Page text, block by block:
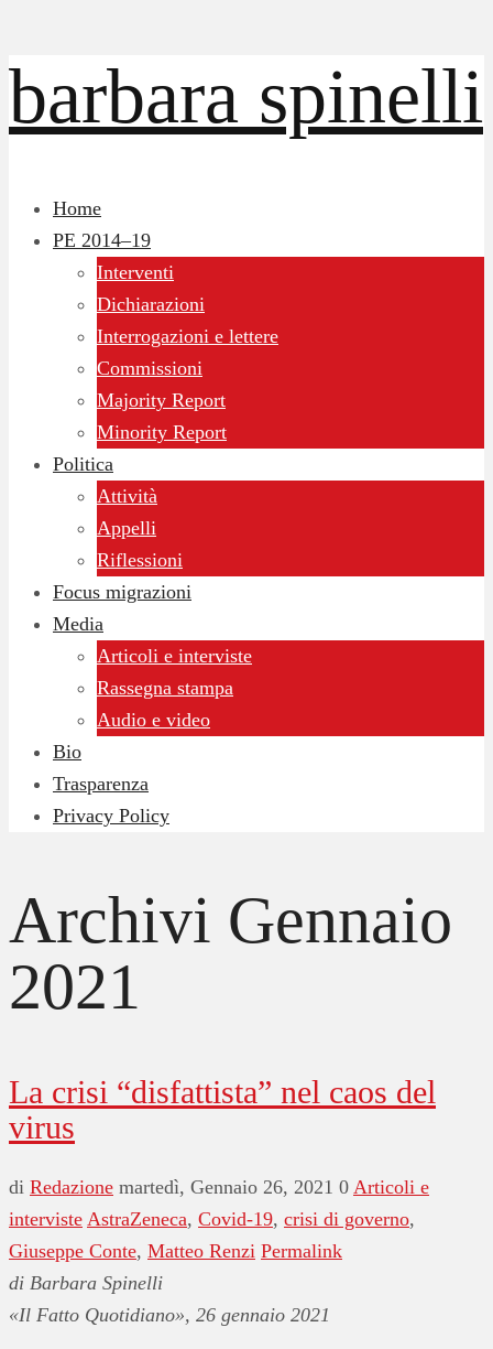
barbara spinelli
Home
PE 2014–19
Interventi
Dichiarazioni
Interrogazioni e lettere
Commissioni
Majority Report
Minority Report
Politica
Attività
Appelli
Riflessioni
Focus migrazioni
Media
Articoli e interviste
Rassegna stampa
Audio e video
Bio
Trasparenza
Privacy Policy
Archivi Gennaio
2021
La crisi “disfattista” nel caos del
virus
di Redazione martedì, Gennaio 26, 2021 0 Articoli e
interviste AstraZeneca, Covid-19, crisi di governo,
Giuseppe Conte, Matteo Renzi Permalink
di Barbara Spinelli
«Il Fatto Quotidiano», 26 gennaio 2021